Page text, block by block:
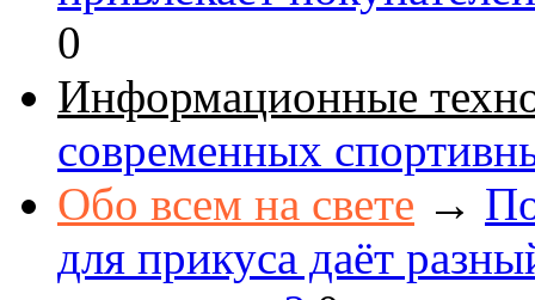
0
Информационные
современных
Обо всем на свете →
для прикуса даёт